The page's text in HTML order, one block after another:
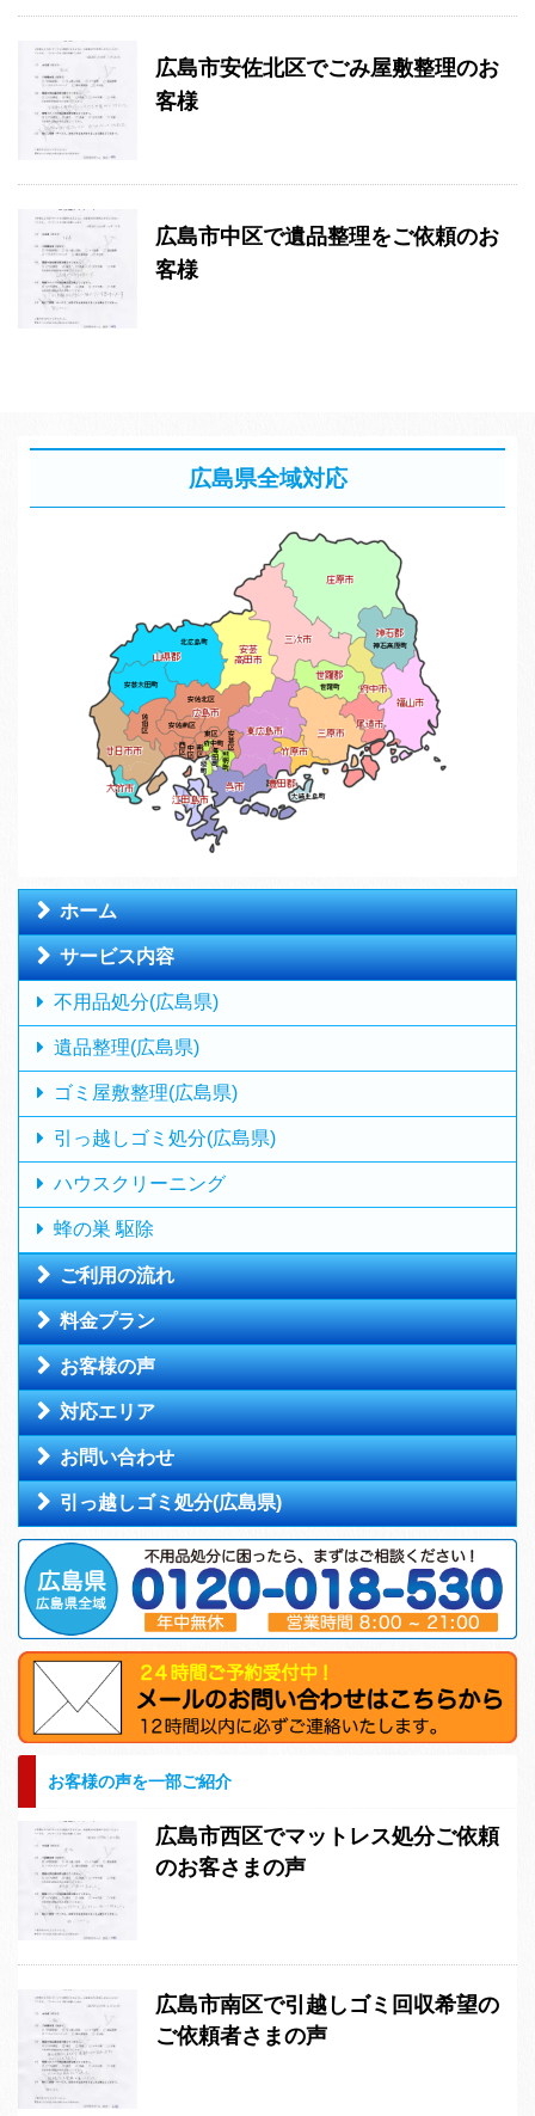
広島市安佐北区でごみ屋敷整理のお
客様
広島市中区で遺品整理をご依頼のお
客様
広島県全域対応
ホーム
サービス内容
不用品処分(広島県)
遺品整理(広島県)
ゴミ屋敷整理(広島県)
引っ越しゴミ処分(広島県)
ハウスクリーニング
蜂の巣 駆除
ご利用の流れ
料金プラン
お客様の声
対応エリア
お問い合わせ
引っ越しゴミ処分(広島県)
お客様の声を一部ご紹介
広島市西区でマットレス処分ご依頼
のお客さまの声
広島市南区で引越しゴミ回収希望の
ご依頼者さまの声